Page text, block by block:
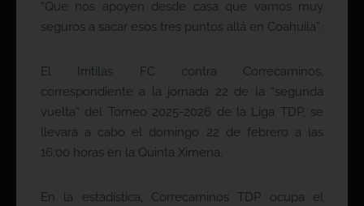
“Que nos apoyen desde casa que vamos muy
seguros a sacar esos tres puntos allá en Coahuila”.
El Irritilas FC contra Correcaminos,
correspondiente a la jornada 22 de la “segunda
vuelta” del Torneo 2025-2026 de la Liga TDP, se
llevará a cabo el domingo 22 de febrero a las
16:00 horas en la Quinta Ximena.
En la estadística, Correcaminos TDP ocupa el